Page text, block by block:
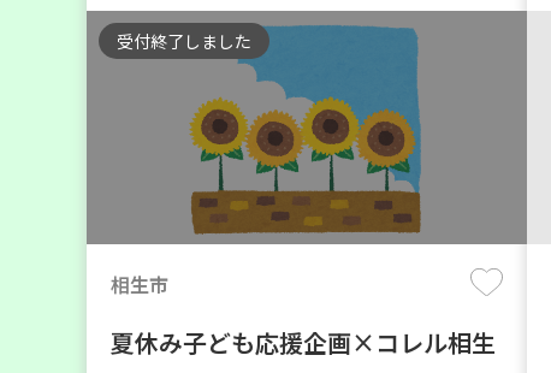
受付終了しました
相生市
夏休み子ども応援企画×コレル相生